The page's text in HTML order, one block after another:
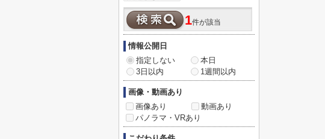
1件が該当
情報公開日
指定しない
本日
3日以内
1週間以内
画像・動画あり
画像あり
動画あり
パノラマ・VRあり